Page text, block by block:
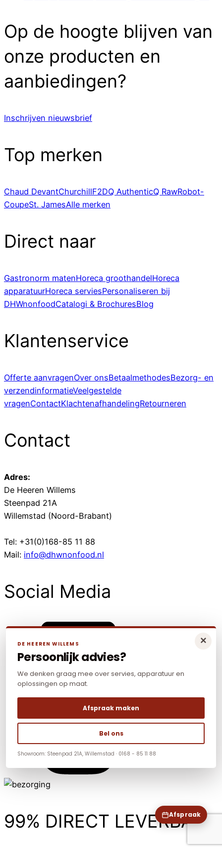
Op de hoogte blijven van
onze producten en
aanbiedingen?
Inschrijven nieuwsbrief
Top merken
Chaud DevantChurchillF2DQ AuthenticQ RawRobot-
CoupeSt. JamesAlle merken
Direct naar
Gastronorm matenHoreca groothandelHoreca
apparatuurHoreca serviesPersonaliseren bij
DHWnonfoodCatalogi & BrochuresBlog
Klantenservice
Offerte aanvragenOver onsBetaalmethodesBezorg- en
verzendinformatieVeelgestelde
vragenContactKlachtenafhandelingRetourneren
Contact
Adres:
De Heeren Willems
Steenpad 21A
Willemstad (Noord-Brabant)
Tel: +31(0)168-85 11 88
Mail: info@dhwnonfood.nl
Social Media
99% DIRECT LEVERBAAR
Afspraak
×
DE HEEREN WILLEMS
Persoonlijk advies?
We denken graag mee over servies, apparatuur en
oplossingen op maat.
Afspraak maken
Bel ons
Showroom: Steenpad 21A, Willemstad · 0168 - 85 11 88